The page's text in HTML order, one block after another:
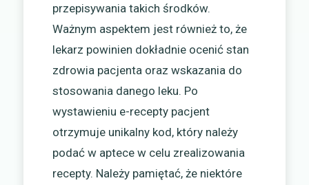
przepisywania takich środków.
Ważnym aspektem jest również to, że
lekarz powinien dokładnie ocenić stan
zdrowia pacjenta oraz wskazania do
stosowania danego leku. Po
wystawieniu e-recepty pacjent
otrzymuje unikalny kod, który należy
podać w aptece w celu zrealizowania
recepty. Należy pamiętać, że niektóre